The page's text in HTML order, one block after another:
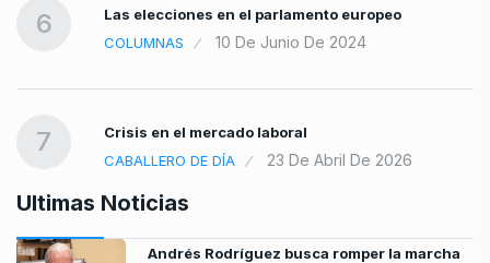
6
Las elecciones en el parlamento europeo
COLUMNAS
10 De Junio De 2024
7
Crisis en el mercado laboral
CABALLERO DE DÍA
23 De Abril De 2026
Ultimas Noticias
Andrés Rodríguez busca romper la marcha